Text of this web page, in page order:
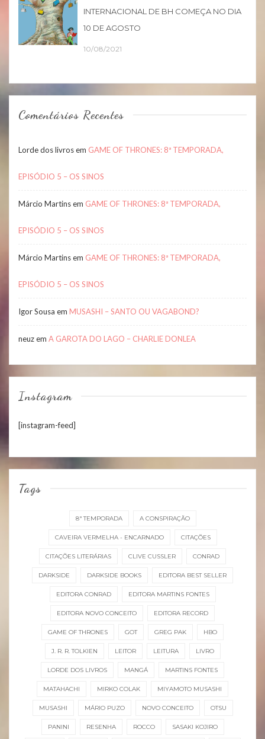
INTERNACIONAL DE BH COMEÇA NO DIA
10 DE AGOSTO
10/08/2021
Comentários Recentes
Lorde dos livrosem GAME OF THRONES: 8ª TEMPORADA,
EPISÓDIO 5 – OS SINOS
Márcio Martinsem GAME OF THRONES: 8ª TEMPORADA,
EPISÓDIO 5 – OS SINOS
Márcio Martinsem GAME OF THRONES: 8ª TEMPORADA,
EPISÓDIO 5 – OS SINOS
Igor Sousa em MUSASHI – SANTO OU VAGABOND?
neuzem A GAROTA DO LAGO – CHARLIE DONLEA
Instagram
[instagram-feed]
Tags
8ª TEMPORADA A CONSPIRAÇÃO
CAVEIRA VERMELHA - ENCARNADO CITAÇÕES
CITAÇÕES LITERÁRIAS CLIVE CUSSLER CONRAD
DARKSIDE DARKSIDE BOOKS EDITORA BEST SELLER
EDITORA CONRAD EDITORA MARTINS FONTES
EDITORA NOVO CONCEITO EDITORA RECORD
GAME OF THRONES GOT GREG PAK HBO
J. R. R. TOLKIEN LEITOR LEITURA LIVRO
LORDE DOS LIVROS MANGÁ MARTINS FONTES
MATAHACHI MIRKO COLAK MIYAMOTO MUSASHI
MUSASHI MÁRIO PUZO NOVO CONCEITO OTSU
PANINI RESENHA ROCCO SASAKI KOJIRO